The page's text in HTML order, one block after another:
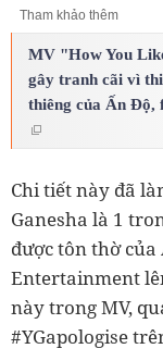
Tham khảo thêm
MV "How You
gây tranh cãi vì
thiêng của Ấn Độ,
Chi tiết này đã
Ganesha là 1
được tôn thờ của
Entertainment
này trong MV,
#YGapologise